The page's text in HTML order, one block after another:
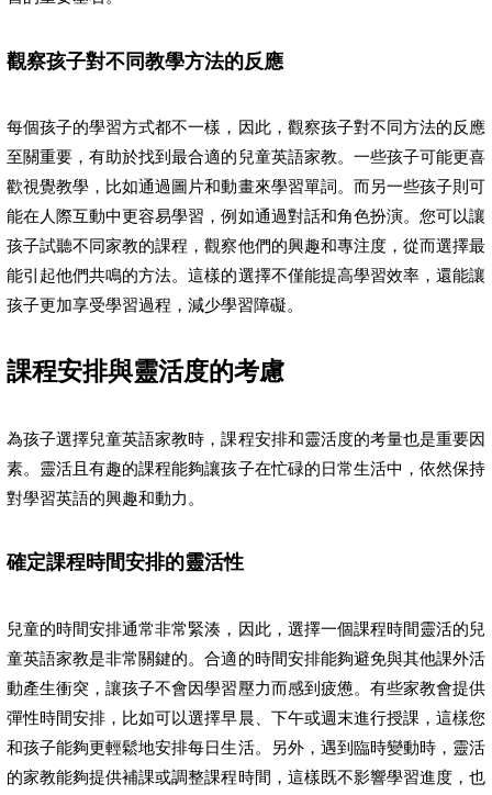
觀察孩子對不同教學方法的反應
每個孩子的學習方式都不一樣，因此，觀察孩子對不同方法的反應
至關重要，有助於找到最合適的兒童英語家教。一些孩子可能更喜
歡視覺教學，比如通過圖片和動畫來學習單詞。而另一些孩子則可
能在人際互動中更容易學習，例如通過對話和角色扮演。您可以讓
孩子試聽不同家教的課程，觀察他們的興趣和專注度，從而選擇最
能引起他們共鳴的方法。這樣的選擇不僅能提高學習效率，還能讓
孩子更加享受學習過程，減少學習障礙。
課程安排與靈活度的考慮
為孩子選擇兒童英語家教時，課程安排和靈活度的考量也是重要因
素。靈活且有趣的課程能夠讓孩子在忙碌的日常生活中，依然保持
對學習英語的興趣和動力。
確定課程時間安排的靈活性
兒童的時間安排通常非常緊湊，因此，選擇一個課程時間靈活的兒
童英語家教是非常關鍵的。合適的時間安排能夠避免與其他課外活
動產生衝突，讓孩子不會因學習壓力而感到疲憊。有些家教會提供
彈性時間安排，比如可以選擇早晨、下午或週末進行授課，這樣您
和孩子能夠更輕鬆地安排每日生活。另外，遇到臨時變動時，靈活
的家教能夠提供補課或調整課程時間，這樣既不影響學習進度，也